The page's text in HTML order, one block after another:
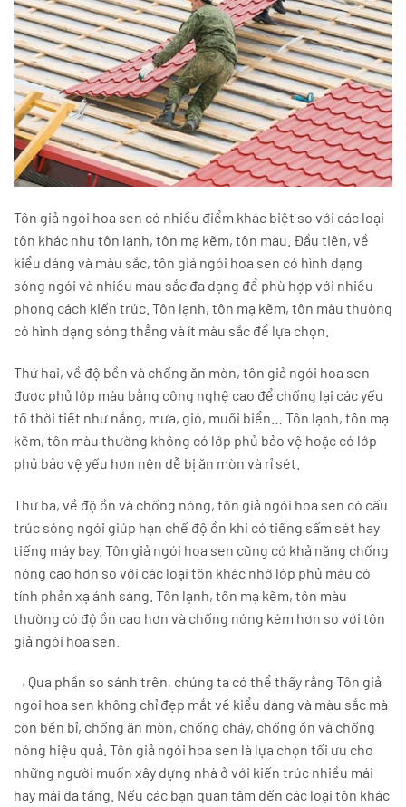
Tôn giả ngói hoa sen có nhiều điểm khác biệt so với các loại
tôn khác như tôn lạnh, tôn mạ kẽm, tôn màu. Đầu tiên, về
kiểu dáng và màu sắc, tôn giả ngói hoa sen có hình dạng
sóng ngói và nhiều màu sắc đa dạng để phù hợp với nhiều
phong cách kiến trúc. Tôn lạnh, tôn mạ kẽm, tôn màu thường
có hình dạng sóng thẳng và ít màu sắc để lựa chọn.
Thứ hai, về độ bền và chống ăn mòn, tôn giả ngói hoa sen
được phủ lớp màu bằng công nghệ cao để chống lại các yếu
tố thời tiết như nắng, mưa, gió, muối biển… Tôn lạnh, tôn mạ
kẽm, tôn màu thường không có lớp phủ bảo vệ hoặc có lớp
phủ bảo vệ yếu hơn nên dễ bị ăn mòn và rỉ sét.
Thứ ba, về độ ồn và chống nóng, tôn giả ngói hoa sen có cấu
trúc sóng ngói giúp hạn chế độ ồn khi có tiếng sấm sét hay
tiếng máy bay. Tôn giả ngói hoa sen cũng có khả năng chống
nóng cao hơn so với các loại tôn khác nhờ lớp phủ màu có
tính phản xạ ánh sáng. Tôn lạnh, tôn mạ kẽm, tôn màu
thường có độ ồn cao hơn và chống nóng kém hơn so với tôn
giả ngói hoa sen.
→Qua phần so sánh trên, chúng ta có thể thấy rằng Tôn giả
ngói hoa sen không chỉ đẹp mắt về kiểu dáng và màu sắc mà
còn bền bỉ, chống ăn mòn, chống cháy, chống ồn và chống
nóng hiệu quả. Tôn giả ngói hoa sen là lựa chọn tối ưu cho
những người muốn xây dựng nhà ở với kiến trúc nhiều mái
hay mái đa tầng. Nếu các bạn quan tâm đến các loại tôn khác